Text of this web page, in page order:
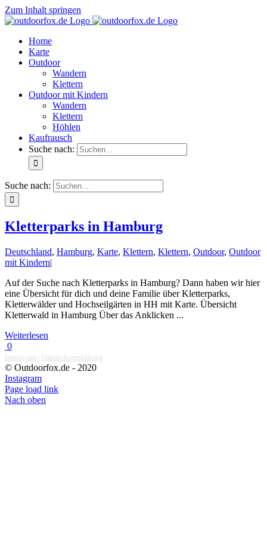
Zum Inhalt springen
Home
Karte
Outdoor
Wandern
Klettern
Outdoor mit Kindern
Wandern
Klettern
Höhlen
Kaufrausch
Suche nach:
Suche nach:
Kletterparks in Hamburg
Deutschland, Hamburg, Karte, Klettern, Klettern, Outdoor, Outdoor
mit Kindern|
Auf der Suche nach Kletterparks in Hamburg? Dann haben wir hier
eine Übersicht für dich und deine Familie über Kletterparks,
Kletterwälder und Hochseilgärten in HH mit Karte. Übersicht
Kletterwald in Hamburg Über das Anklicken ...
Weiterlesen
0
Impressum Datenschutzerklärung
© Outdoorfox.de - 2020
Instagram
Page load link
Nach oben